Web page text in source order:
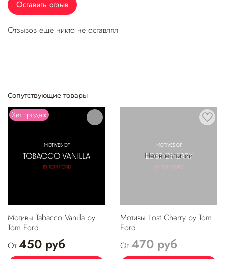
Отзывов еще никто не оставлял
Оставить отзыв
Сопутствующие товары
Хит продаж
Мотивы Tabacco Vanilla by
Tom Ford
От 450 руб
Нет в наличии
Мотивы Lost Cherry by Tom
Ford
От 470 руб